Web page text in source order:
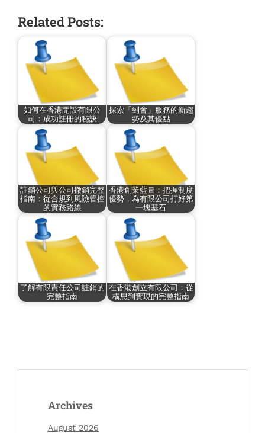
Related Posts:
如何在香港開設有限公
司：成功註冊的秘訣
探索「到會」服務的新趨
勢及其優點
註銷公司與公司撤銷完整
指南：從合規到風險管控
的實務路線
香港創業藍圖：把握制度
優勢，為有限公司打好第
一塊基石
了解有限責任公司註銷的
完整指南
在香港創立有限公司：從
構思到實現的完整指南
Archives
August 2026